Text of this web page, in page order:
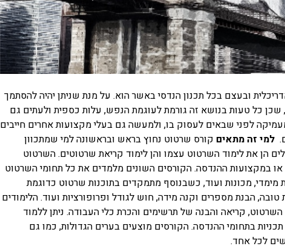
ובעצם בכל תכנון הנדסי באשר הוא. על מנת שניתן יהיה להסתמך
כל טעות בנושא זה גורמת לעוגמת הנפש, עלות כספית ולעתים גם
לפני שבאים לעסוק בו, ולמעשה גם בעלי מקצועות אחרים חייבים
למי זה מתאים קורס שרטוט נחוץ בראש ובראשונה למי שמתכוון
הן את לימוד השרטוט עצמו והן לימוד קריאת שרטוטים. השרטוט
או במקצועות ההנדסה. הקורסים השונים מלמדים את כל תחומי השרטוט
מכונות ועוד, כשבנוסף מתמקדים בתוכנות שרטוט כדוגמת
הבנת מספרים וקנה מידה, חוש לגודל ופרופורציות ועוד. הלימודים
קריאה והבנה של תרשימים והכרת כלי העבודה. ניתן ללמוד
בתחומי ההנדסה. הקורסים מוצעים בערים הגדולות, כמו גם
לכל אחד.